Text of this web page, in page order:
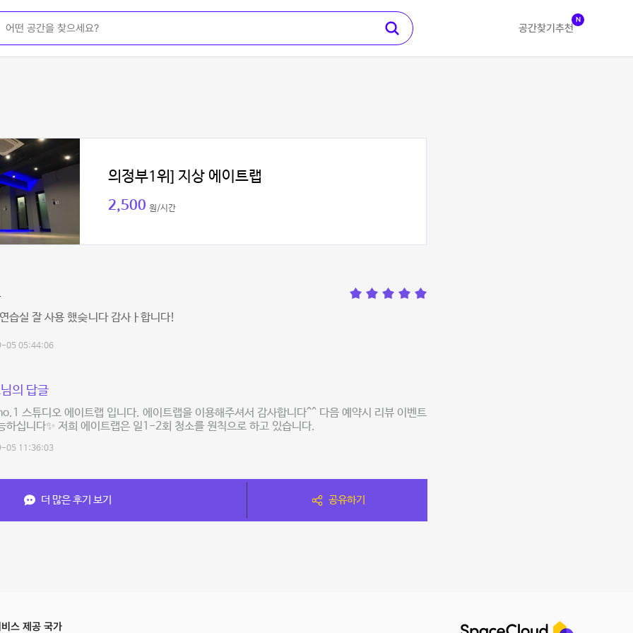
공간찾기 추천
N
의정부1위] 지상 에이트랩
2,500 원/시간
습실 잘 사용 했슺니다 감사ㅏ합니다!
05 05:44:06
의 답글
스튜디오 에이트랩 입니다. 에이트랩을 이용해주셔서 감사합니다^^ 다음 예약시 리뷰 이벤트
하십니다✨ 저희 에이트랩은 일1-2회 청소를 원칙으로 하고 있습니다.
05 11:36:03
더 많은 후기 보기 공유하기
스 제공 국가